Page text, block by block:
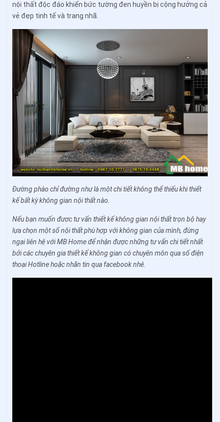
nội thất độc đáo khiến bức tường đen huyền bị cộng hưởng cả
vẻ đẹp tinh tế và trang nhã.
Đường phào chỉ đường như là một chi tiết không thể thiếu khi thiết
kế bất kỳ không gian nội thất nào.
Nếu bạn muốn được tư vấn thiết kế không gian nội thất trọn bộ hay
lựa chọn một số nội thất phù hợp với không gian của mình, đừng
ngại liên hệ với MB Home để nhận được những tư vấn chi tiết nhất
bởi các chuyên gia thiết kế không gian có chuyên môn qua số điện
thoại Hotline hoặc nhắn tin qua facebook nhé.